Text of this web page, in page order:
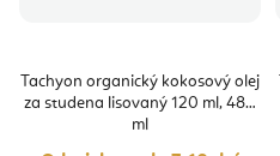
Tachyon organický kokosový olej
za studena lisovaný 120 ml, 480
ml